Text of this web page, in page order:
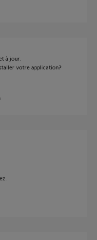
à jour.
votre application?